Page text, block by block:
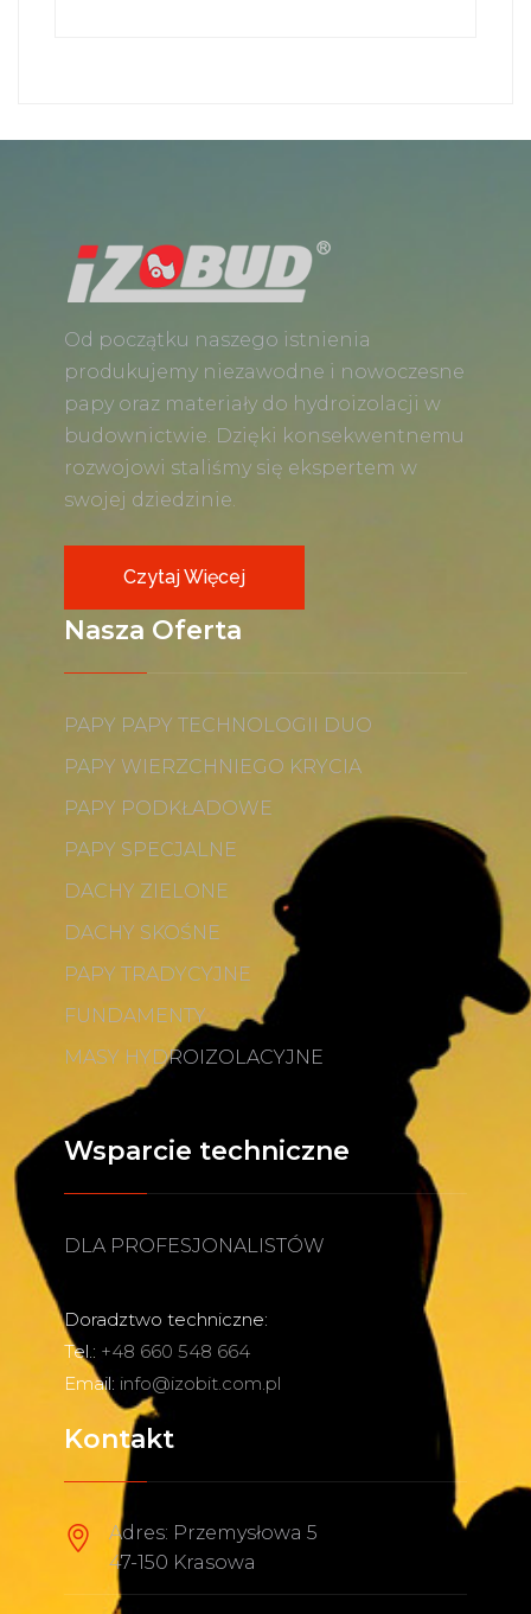
Od początku naszego istnienia
produkujemy niezawodne i nowoczesne
papy oraz materiały do hydroizolacji w
budownictwie. Dzięki konsekwentnemu
rozwojowi staliśmy się ekspertem w
swojej dziedzinie.
Czytaj Więcej
Nasza Oferta
PAPY PAPY TECHNOLOGII DUO
PAPY WIERZCHNIEGO KRYCIA
PAPY PODKŁADOWE
PAPY SPECJALNE
DACHY ZIELONE
DACHY SKOŚNE
PAPY TRADYCYJNE
FUNDAMENTY
MASY HYDROIZOLACYJNE
Wsparcie techniczne
DLA PROFESJONALISTÓW
Doradztwo techniczne:
Tel.: +48 660 548 664
Email: info@izobit.com.pl
Kontakt
Adres: Przemysłowa 5
47-150 Krasowa